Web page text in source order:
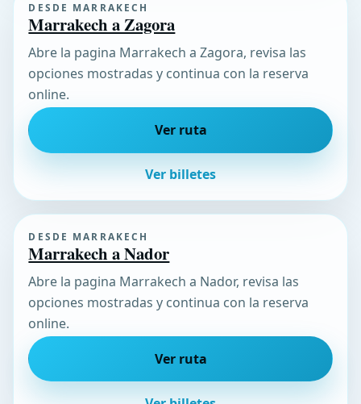
DESDE MARRAKECH
Marrakech a Zagora
Abre la pagina Marrakech a Zagora, revisa las
opciones mostradas y continua con la reserva
online.
Ver ruta
Ver billetes
DESDE MARRAKECH
Marrakech a Nador
Abre la pagina Marrakech a Nador, revisa las
opciones mostradas y continua con la reserva
online.
Ver ruta